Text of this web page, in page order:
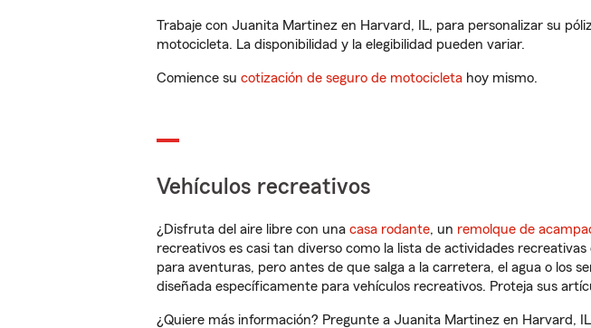
Trabaje con Juanita Martinez en Harvard, IL, para personalizar su
motocicleta. La disponibilidad y la elegibilidad pueden variar.
Comience su cotización de seguro de motocicleta hoy mismo.
Vehículos recreativos
¿Disfruta del aire libre con una casa rodante, un remolque de
recreativos es casi tan diverso como la lista de actividades
para aventuras, pero antes de que salga a la carretera, el agua o los
diseñada específicamente para vehículos recreativos. Proteja sus
¿Quiere más información? Pregunte a Juanita Martinez en Harvard,